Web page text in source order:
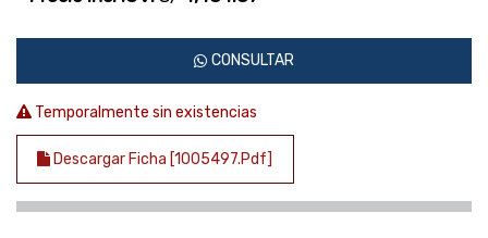
CONSULTAR
Temporalmente sin existencias
Descargar Ficha [1005497.pdf]